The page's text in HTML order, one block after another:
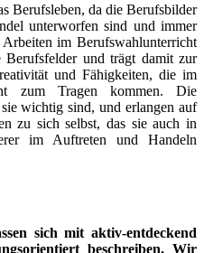
Berufsleben, da die Berufsbilder
unterworfen sind und immer
im Berufswahlunterricht
und trägt damit zur
und Fähigkeiten, die im
zum Tragen kommen. Die
wichtig sind, und erlangen auf
zu sich selbst, das sie auch in
im Auftreten und Handeln
sich mit aktiv-entdeckend
beschreiben. Wir